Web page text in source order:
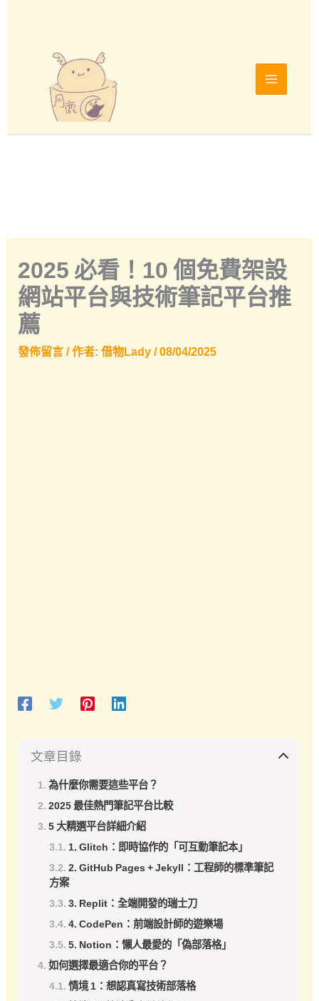
2025 必看！10 個免費架設
網站平台與技術筆記平台推
薦
發佈留言/ 作者: 借物Lady/08/04/2025
文章目錄
為什麼你需要這些平台？
2025 最佳熱門筆記平台比較
5 大精選平台詳細介紹
1. Glitch：即時協作的「可互動筆記本」
2. GitHub Pages + Jekyll：工程師的標準筆記
方案
3. Replit：全端開發的瑞士刀
4. CodePen：前端設計師的遊樂場
5. Notion：懶人最愛的「偽部落格」
如何選擇最適合你的平台？
情境 1：想認真寫技術部落格